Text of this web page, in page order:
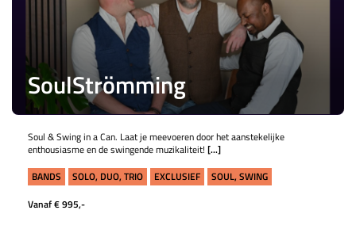
SoulStrömming
Soul & Swing in a Can. Laat je meevoeren door het aanstekelijke
enthousiasme en de swingende muzikaliteit! [...]
BANDS
SOLO, DUO, TRIO EXCLUSIEF
SOUL, SWING
Vanaf € 995,-